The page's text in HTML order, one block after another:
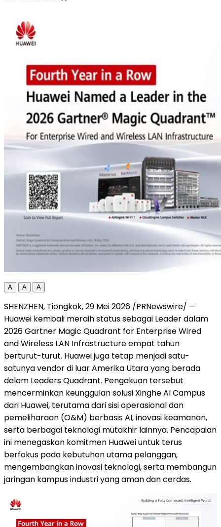
A A A
SHENZHEN, Tiongkok, 29 Mei 2026 /PRNewswire/ —
Huawei kembali meraih status sebagai Leader dalam
2026 Gartner Magic Quadrant for Enterprise Wired
and Wireless LAN Infrastructure empat tahun
berturut-turut. Huawei juga tetap menjadi satu-
satunya vendor di luar Amerika Utara yang berada
dalam Leaders Quadrant. Pengakuan tersebut
mencerminkan keunggulan solusi Xinghe AI Campus
dari Huawei, terutama dari sisi operasional dan
pemeliharaan (O&M) berbasis AI, inovasi keamanan,
serta berbagai teknologi mutakhir lainnya. Pencapaian
ini menegaskan komitmen Huawei untuk terus
berfokus pada kebutuhan utama pelanggan,
mengembangkan inovasi teknologi, serta membangun
jaringan kampus industri yang aman dan cerdas.